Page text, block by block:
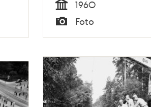
Tid
1960
Typ
Foto